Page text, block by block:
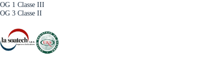
OG 1 Classe III
OG 3 Classe II